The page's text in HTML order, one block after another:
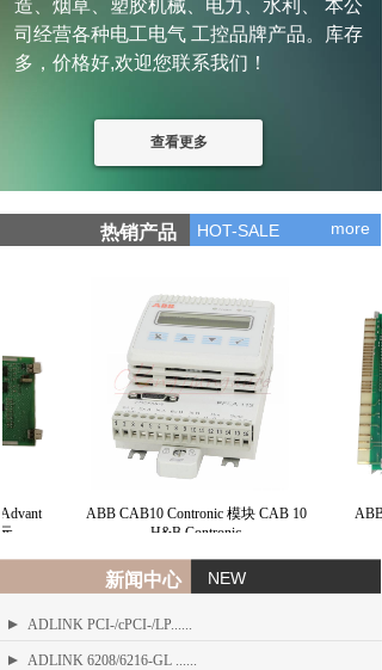
造、烟草、塑胶机械、电力、水利、 本公
司经营各种电工电气 工控品牌产品。库存
多，价格好,欢迎您联系我们！
查看更多
more
热销产品 HOT-SALE
ABB CAB10 Contronic 模块 CAB 10
H&B Contronic
新闻中心 NEW
ADLINK PCI-/cPCI-/LP......
ADLINK 6208/6216-GL ......